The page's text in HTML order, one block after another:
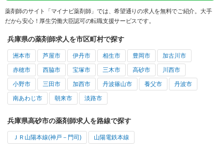
薬剤師のサイト「マイナビ薬剤師」では、希望通りの求人を無料でご紹介。大手
だから安心！厚生労働大臣認可の転職支援サービスです。
兵庫県の薬剤師求人を市区町村で探す
洲本市 芦屋市 伊丹市 相生市 豊岡市 加古川市
赤穂市 西脇市 宝塚市 三木市 高砂市 川西市
小野市 三田市 加西市 丹波篠山市 養父市 丹波市
南あわじ市 朝来市 淡路市
兵庫県高砂市の薬剤師求人を路線で探す
ＪＲ山陽本線(神戸－門司) 山陽電鉄本線